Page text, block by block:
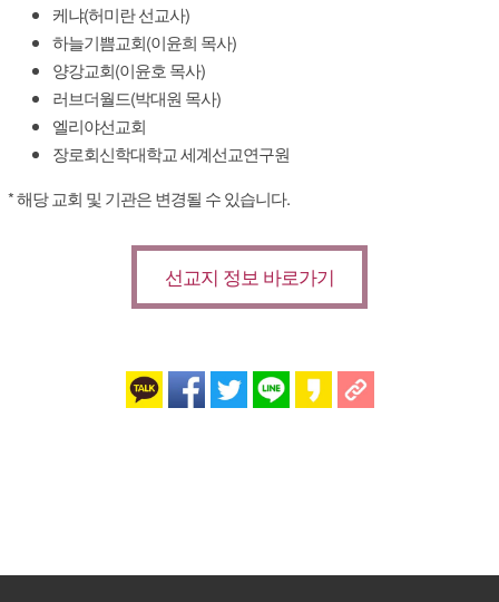
케냐(허미란 선교사)
하늘기쁨교회(이윤희 목사)
양강교회(이윤호 목사)
러브더월드(박대원 목사)
엘리야선교회
장로회신학대학교 세계선교연구원
* 해당 교회 및 기관은 변경될 수 있습니다.
선교지 정보 바로가기